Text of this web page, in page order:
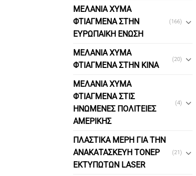
ΜΕΛΑΝΙΑ ΧΥΜΑ
ΦΤΙΑΓΜΕΝΑ ΣΤΗΝ
ΕΥΡΩΠΑΙΚΗ ΕΝΩΣΗ
(166)
ΜΕΛΑΝΙΑ ΧΥΜΑ
ΦΤΙΑΓΜΕΝΑ ΣΤΗΝ ΚΙΝΑ
(20)
ΜΕΛΑΝΙΑ ΧΥΜΑ
ΦΤΙΑΓΜΕΝΑ ΣΤΙΣ
ΗΝΩΜΕΝΕΣ ΠΟΛΙΤΕΙΕΣ
ΑΜΕΡΙΚΗΣ
(4)
ΠΛΑΣΤΙΚΑ ΜΕΡΗ ΓΙΑ ΤΗΝ
ΑΝΑΚΑΤΑΣΚΕΥΗ ΤΟΝΕΡ
ΕΚΤΥΠΩΤΩΝ LASER
(21)